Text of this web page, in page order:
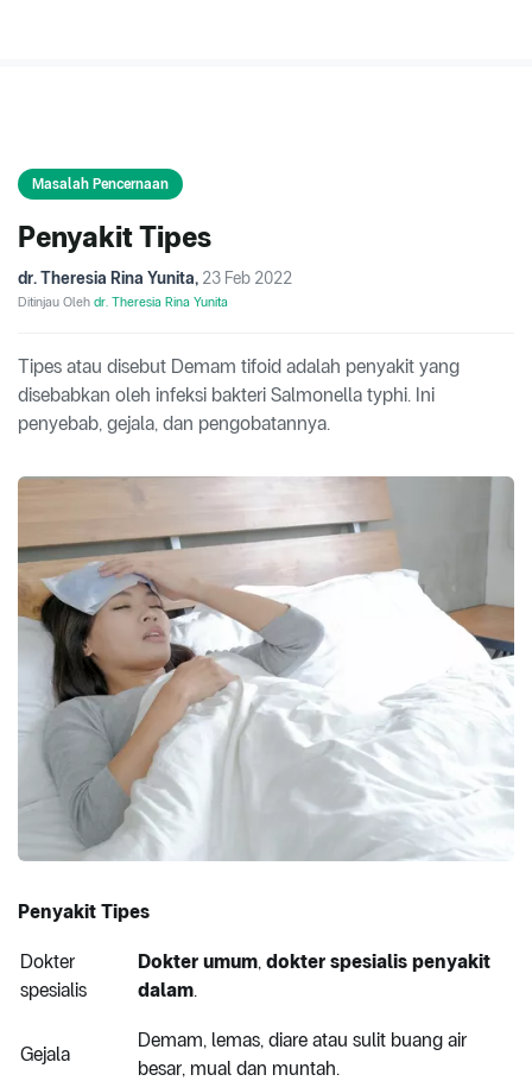
Masalah Pencernaan
Penyakit Tipes
dr. Theresia Rina Yunita, 23 Feb 2022
Ditinjau Oleh dr. Theresia Rina Yunita
Tipes atau disebut Demam tifoid adalah penyakit yang
disebabkan oleh infeksi bakteri Salmonella typhi. Ini
penyebab, gejala, dan pengobatannya.
Penyakit Tipes
Dokter
spesialis
Dokter umum, dokter spesialis penyakit
dalam.
Gejala
Demam, lemas, diare atau sulit buang air
besar, mual dan muntah.